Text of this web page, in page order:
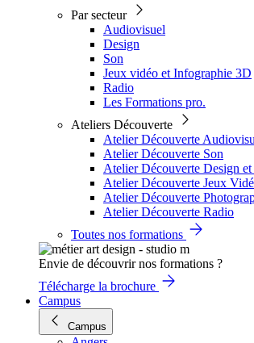
Par secteur
Audiovisuel
Design
Son
Jeux vidéo et Infographie 3D
Radio
Les Formations pro.
Ateliers Découverte
Atelier Découverte
Atelier Découverte Son
Atelier Découverte Design
Atelier Découverte Jeux
Atelier Découverte
Atelier Découverte Radio
Toutes nos formations
Envie de découvrir nos formations ?
Télécharge la brochure
Campus
Campus